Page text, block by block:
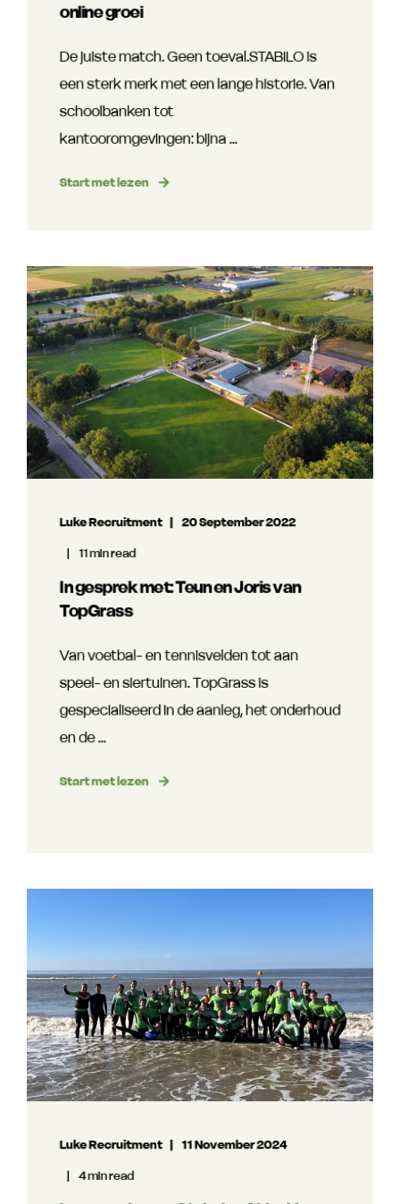
online groei
De juiste match. Geen toeval.STABILO is
een sterk merk met een lange historie. Van
schoolbanken tot
kantooromgevingen: bijna ...
Start met lezen
Luke Recruitment 20 September 2022
11 min read
In gesprek met: Teun en Joris van
TopGrass
Van voetbal- en tennisvelden tot aan
speel- en siertuinen. TopGrass is
gespecialiseerd in de aanleg, het onderhoud
en de ...
Start met lezen
Luke Recruitment 11 November 2024
4 min read